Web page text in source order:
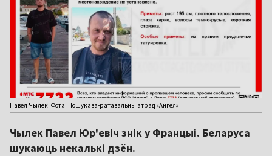
Павел Чылек. Фота: Пошукава-ратавальны атрад «Ангел»
Чылек Павел Юр'евіч знік у Францыі. Беларуса
шукаюць некалькі дзён.